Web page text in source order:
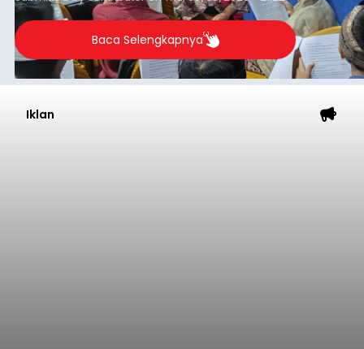
berlangsung selama Agustus hingga September
2026.
Baca Selengkapnya
Iklan